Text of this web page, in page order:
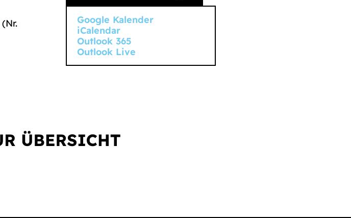
(Nr.
Google Kalender
iCalendar
Outlook 365
Outlook Live